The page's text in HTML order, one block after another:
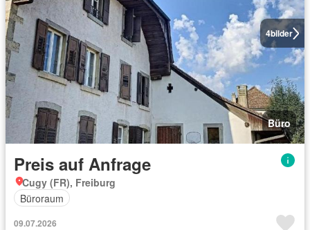
4bilder
Büro
Preis auf Anfrage
Cugy (FR), Freiburg
Büroraum
09.07.2026